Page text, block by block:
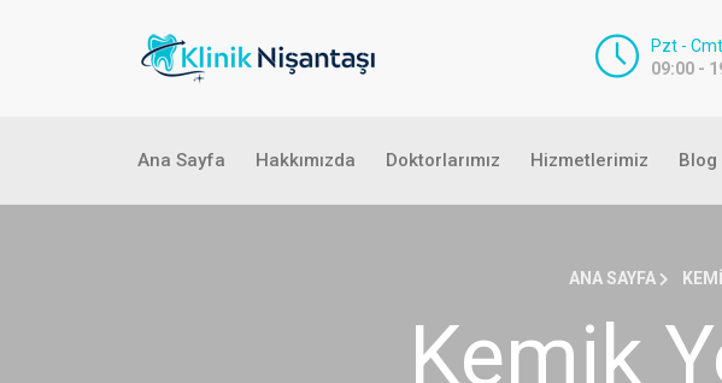
Pzt -
09:00 -
Ana Sayfa Hakkımızda Doktorlarımız Hizmetlerimiz Blog
ANA SAYFA
Kemik